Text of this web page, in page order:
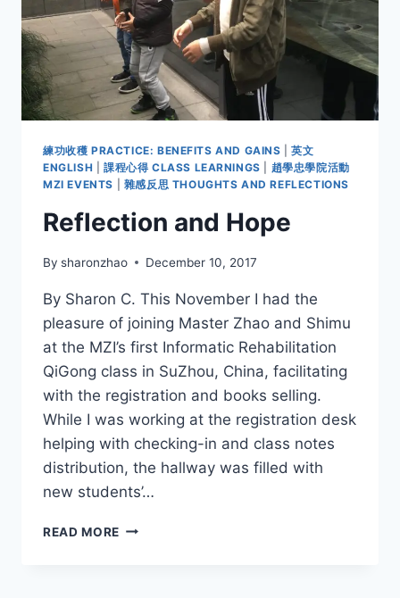
練功收穫 PRACTICE: BENEFITS AND GAINS |英文
ENGLISH
課程心得 CLASS LEARNINGS
趙學忠學院活動
MZI EVENTS
雜感反思 THOUGHTS AND REFLECTIONS
Reflection and Hope
By sharonzhao December 10, 2017
By Sharon C. This November I had the
pleasure of joining Master Zhao and Shimu
at the MZI’s first Informatic Rehabilitation
QiGong class in SuZhou, China, facilitating
with the registration and books selling.
While I was working at the registration desk
helping with checking-in and class notes
distribution, the hallway was filled with
new students’…
READ MORE REFLECTION